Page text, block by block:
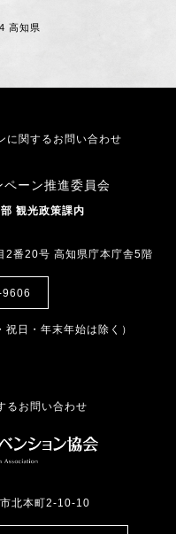
高知県
に関するお問い合わせ
ペーン推進委員会
観光政策課内
番20号 高知県庁本庁舎5階
日・年末年始は除く）
るお問い合わせ
北本町2-10-10